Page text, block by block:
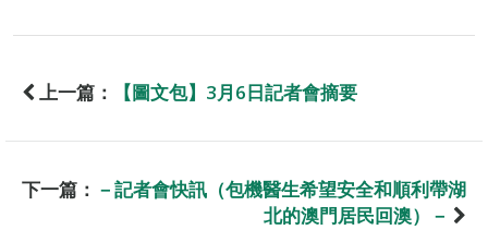
上一篇： 【圖文包】3月6日記者會摘要
下一篇： －記者會快訊（包機醫生希望安全和順利帶湖
北的澳門居民回澳）－